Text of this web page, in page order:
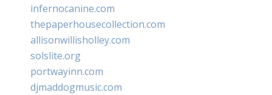
infernocanine.com
thepaperhousecollection.com
allisonwillisholley.com
solslite.org
portwayinn.com
djmaddogmusic.com